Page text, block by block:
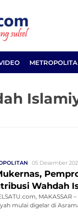
05 Desember
Wahdah
MAKASSAR
mulai digelar di